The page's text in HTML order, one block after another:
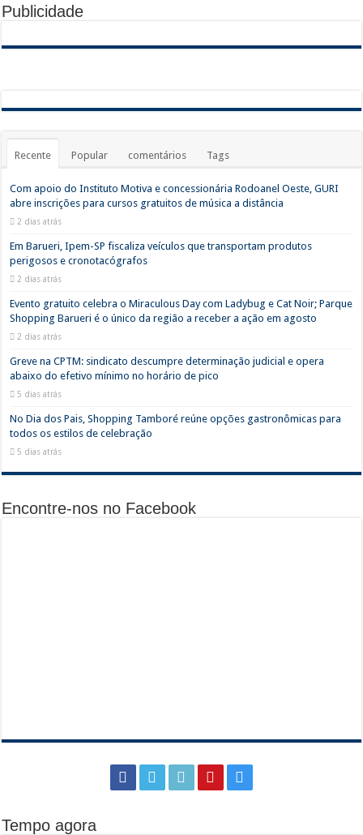
Publicidade
Recente Popular comentários Tags
Com apoio do Instituto Motiva e concessionária Rodoanel Oeste, GURI
abre inscrições para cursos gratuitos de música a distância
2 dias atrás
Em Barueri, Ipem-SP fiscaliza veículos que transportam produtos
perigosos e cronotacógrafos
2 dias atrás
Evento gratuito celebra o Miraculous Day com Ladybug e Cat Noir; Parque
Shopping Barueri é o único da região a receber a ação em agosto
2 dias atrás
Greve na CPTM: sindicato descumpre determinação judicial e opera
abaixo do efetivo mínimo no horário de pico
5 dias atrás
No Dia dos Pais, Shopping Tamboré reúne opções gastronômicas para
todos os estilos de celebração
5 dias atrás
Encontre-nos no Facebook
Tempo agora